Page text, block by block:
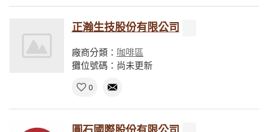
正瀚生技股份有限公司
廠商分類： 咖啡區
攤位號碼：尚未更新
0